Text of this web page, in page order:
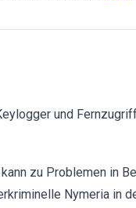
und
zu Problemen in
Nymeria in